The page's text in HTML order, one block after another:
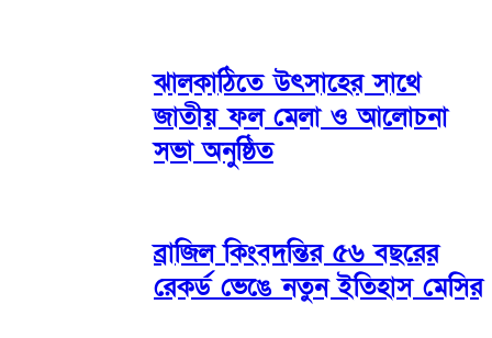
ঝালকাঠিতে উৎসাহের সাথে
জাতীয় ফল মেলা ও আলোচনা
সভা অনুষ্ঠিত
ব্রাজিল কিংবদন্তির ৫৬ বছরের
রেকর্ড ভেঙে নতুন ইতিহাস মেসির